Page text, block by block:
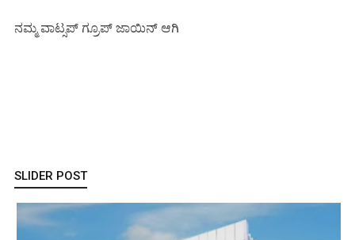
ನಮ್ಮ ವಾಟ್ಸಪ್ ಗ್ರೂಪ್ ಜಾಯಿನ್ ಆಗಿ
SLIDER POST